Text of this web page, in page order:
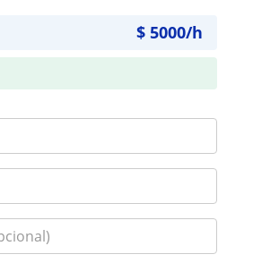
$ 5000/h